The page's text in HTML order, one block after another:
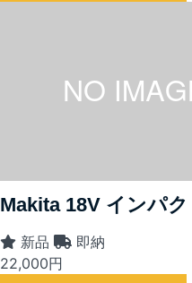
Makita 18V インパ
新品
即納
22,000円